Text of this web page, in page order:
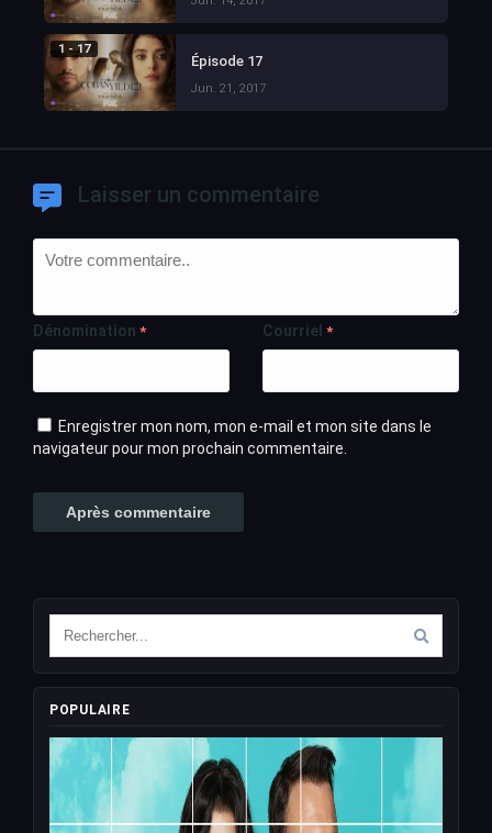
1 - 17
Épisode 17
Jun. 21, 2017
Laisser un commentaire
Dénomination * Courriel *
Enregistrer mon nom, mon e-mail et mon site dans le
navigateur pour mon prochain commentaire.
POPULAIRE